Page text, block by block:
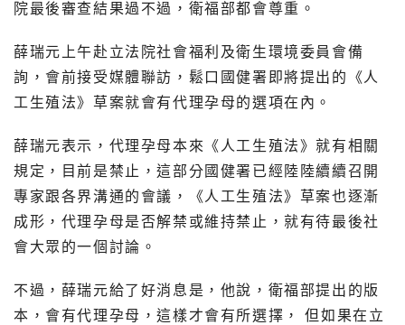
院最後審查結果過不過，衛福部都會尊重。
薛瑞元上午赴立法院社會福利及衛生環境委員會備
詢，會前接受媒體聯訪，鬆口國健署即將提出的《人
工生殖法》草案就會有代理孕母的選項在內。
薛瑞元表示，代理孕母本來《人工生殖法》就有相關
規定，目前是禁止，這部分國健署已經陸陸續續召開
專家跟各界溝通的會議，《人工生殖法》草案也逐漸
成形，代理孕母是否解禁或維持禁止，就有待最後社
會大眾的一個討論。
不過，薛瑞元給了好消息是，他說，衛福部提出的版
本，會有代理孕母，這樣才會有所選擇， 但如果在立